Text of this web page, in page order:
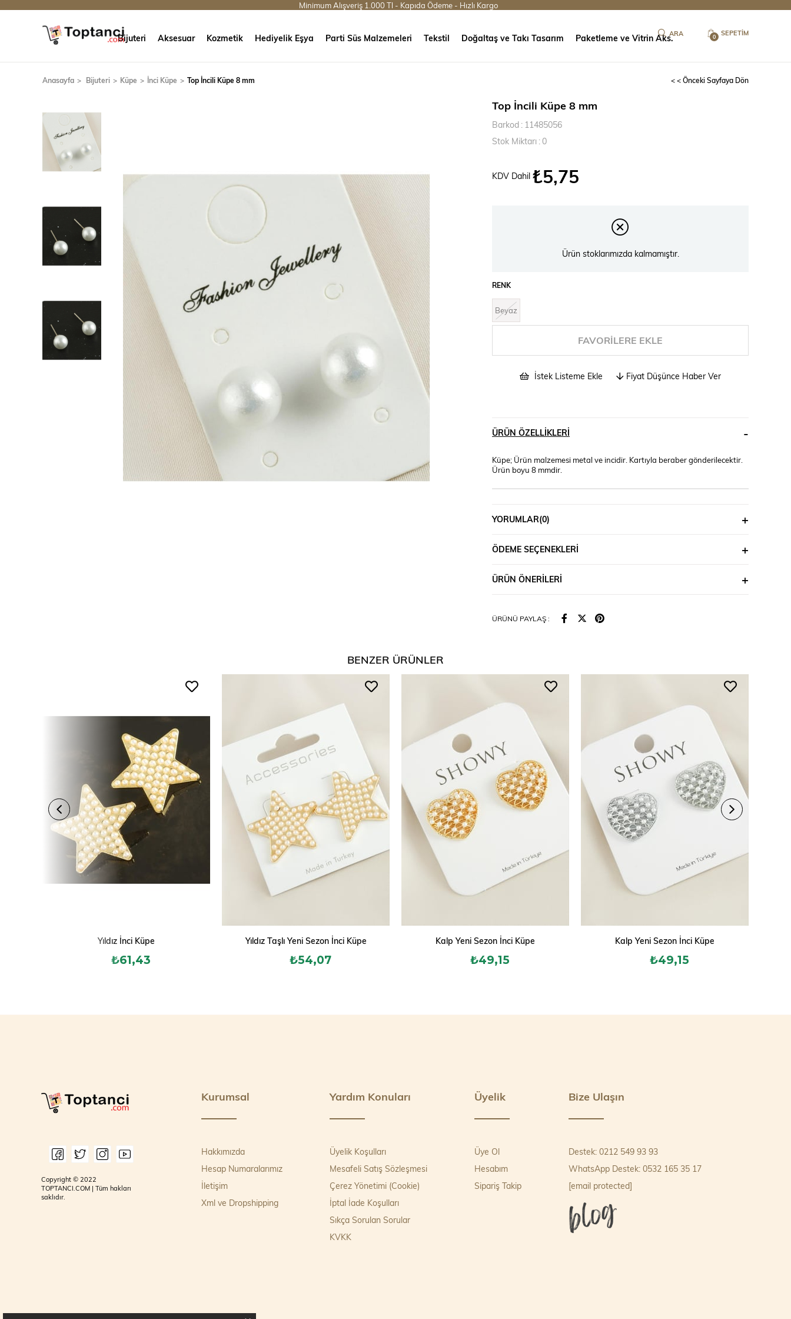
Minimum Alışveriş 1.000 Tl - Kapıda Ödeme - Hızlı Kargo
SEPETIM
0
Bijuteri Aksesuar Kozmetik Hediyelik Eşya Parti Süs Malzemeleri Tekstil Doğaltaş ve Takı Tasarım Paketleme ve Vitrin Aks.
Anasayfa Bijuteri Küpe İnci Küpe Top İncili Küpe 8 mm < < Önceki Sayfaya Dön
Top İncili Küpe 8 mm
Barkod : 11485056
Stok Miktarı :0
KDV Dahil ₺5,75
Ürün stoklarımızda kalmamıştır.
RENK
Beyaz
FAVORILERE EKLE
İstek Listeme Ekle Fiyat Düşünce Haber Ver
ÜRÜN ÖZELLIKLERI
Küpe; Ürün malzemesi metal ve incidir. Kartıyla beraber gönderilecektir.
Ürün boyu 8 mmdir.
YORUMLAR(0)
ÖDEME SEÇENEKLERI
ÜRÜN ÖNERILERI
ÜRÜNÜ PAYLAŞ :
BENZER ÜRÜNLER
Yıldız İnci Küpe
₺61,43
Yıldız Taşlı Yeni Sezon İnci Küpe
₺54,07
Kalp Yeni Sezon İnci Küpe
₺49,15
Kalp Yeni Sezon İnci Küpe
₺49,15
Kurumsal
Hakkımızda
Hesap Numaralarımız
İletişim
Xml ve Dropshipping
Yardım Konuları
Üyelik Koşulları
Mesafeli Satış Sözleşmesi
Çerez Yönetimi (Cookie)
İptal İade Koşulları
Sıkça Sorulan Sorular
KVKK
Üyelik
Üye Ol
Hesabım
Sipariş Takip
Bize Ulaşın
Destek: 0212 549 93 93
WhatsApp Destek: 0532 165 35 17
[email protected]
Copyright © 2022
TOPTANCI.COM | Tüm hakları
saklıdır.